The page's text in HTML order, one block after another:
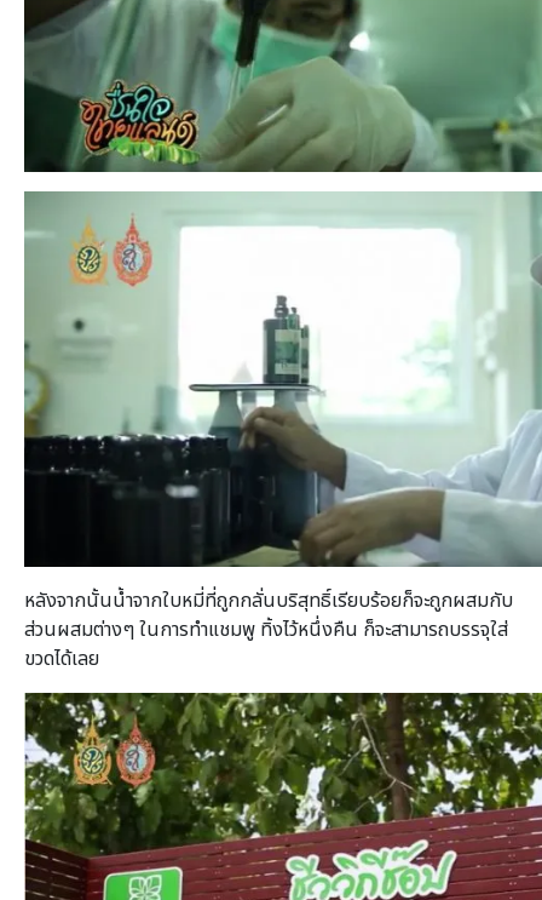
หลังจากนั้นน้ำจากใบหมี่ที่ถูกกลั่นบริสุทธิ์เรียบร้อยก็จะถูกผสมกับ
ส่วนผสมต่างๆ ในการทำแชมพู ทิ้งไว้หนึ่งคืน ก็จะสามารถบรรจุใส่
ขวดได้เลย